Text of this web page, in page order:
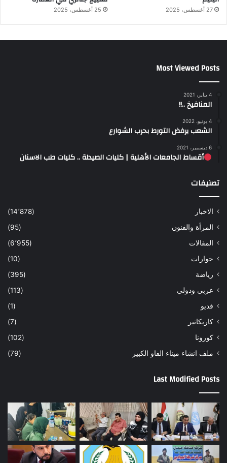
27 أغسطس، 2025 25 أغسطس، 2025
Most Viewed Posts
4 يناير، 2021
المنافيخ ..!!
4 يونيو، 2022
الشعب يرفض التورط بحرب الشوارع
6 ديسمبر، 2021
أقساط الجامعات الأهلية | كليات الصيدلة .. كليات طب الاسنان
تصنيفات
الاخبار
(14٬878)
المرأة والفنون
(95)
المقالات
(6٬955)
حوارات
(10)
رياضة
(395)
عربي ودولي
(113)
فديو
(1)
كاريكاتير
(7)
كورونا
(102)
ملف انشاء ميناء الفاو الكبير
(79)
Last Modified Posts